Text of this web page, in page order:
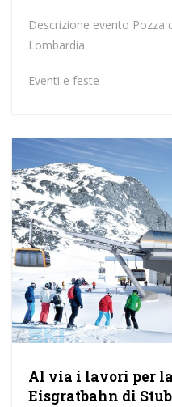
Descrizione evento
Lombardia
Eventi e feste
Al via i lavori per
Eisgratbahn di